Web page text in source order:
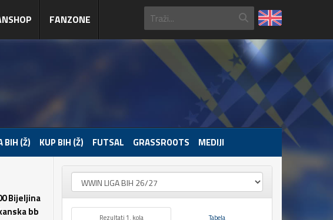
FANZONE
BIH (Ž) KUP BIH (Ž) FUTSAL GRASSROOTS MEDIJI
Bijeljina
bb
Rezultati 1. kola Tabela